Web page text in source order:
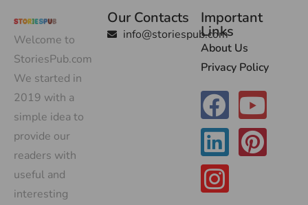
Welcome to
StoriesPub.com
We started in
2019 with a
simple idea to
provide our
readers with
useful and
interesting
Our Contacts
info@storiespub.com
Important
Links
About Us
Privacy Policy